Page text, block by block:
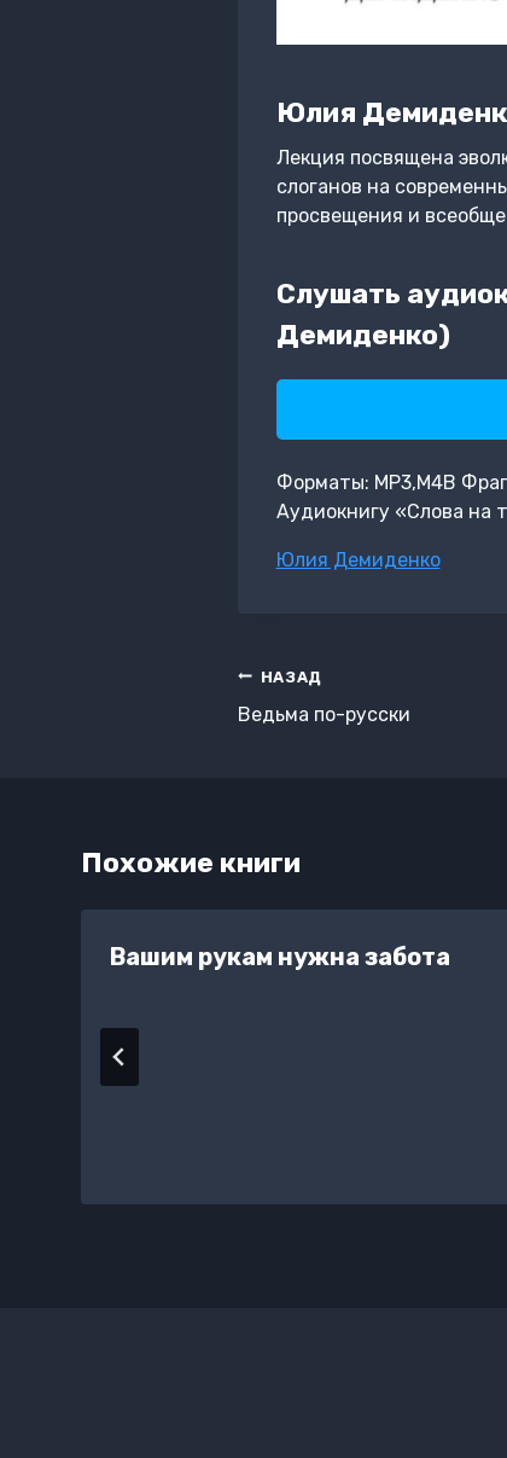
Юлия
Лекция посвящена
слоганов на
просвещения и
Слушать
Демиденко)
Форматы: MP3,M4B
Аудиокнигу «Слова на
Метки
Юлия Демиденко
Навигация
по
НАЗАД
Ведьма по-русски
Похожие книги
Вашим рукам нужна забота